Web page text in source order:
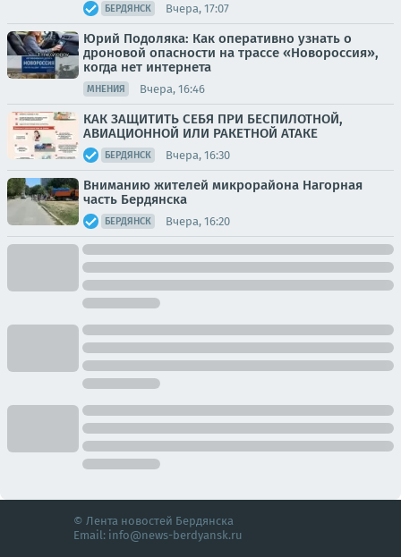
БЕРДЯНСК Вчера, 17:07
Юрий Подоляка: Как оперативно узнать о
дроновой опасности на трассе «Новороссия»,
когда нет интернета
МНЕНИЯ Вчера, 16:46
КАК ЗАЩИТИТЬ СЕБЯ ПРИ БЕСПИЛОТНОЙ,
АВИАЦИОННОЙ ИЛИ РАКЕТНОЙ АТАКЕ
БЕРДЯНСК Вчера, 16:30
Вниманию жителей микрорайона Нагорная
часть Бердянска
БЕРДЯНСК Вчера, 16:20
© Лента новостей Бердянска
Email: info@news-berdyansk.ru